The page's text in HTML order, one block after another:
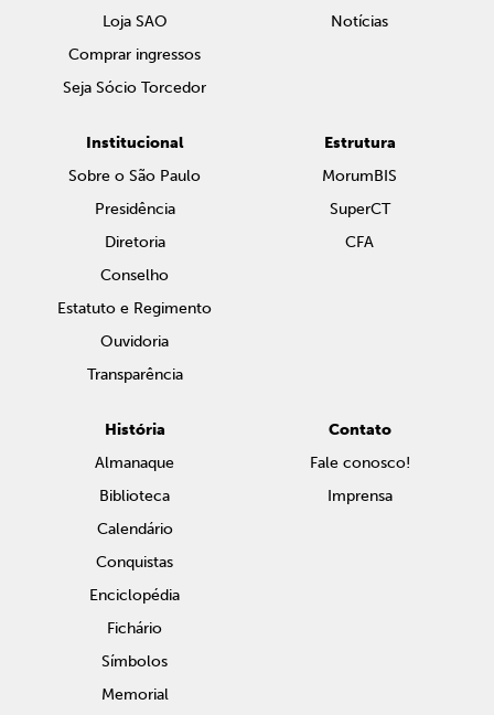
Loja SAO
Comprar ingressos
Seja Sócio Torcedor
Notícias
Institucional
Sobre o São Paulo
Presidência
Diretoria
Conselho
Estatuto e Regimento
Ouvidoria
Transparência
Estrutura
MorumBIS
SuperCT
CFA
História
Almanaque
Biblioteca
Calendário
Conquistas
Enciclopédia
Fichário
Símbolos
Memorial
Contato
Fale conosco!
Imprensa